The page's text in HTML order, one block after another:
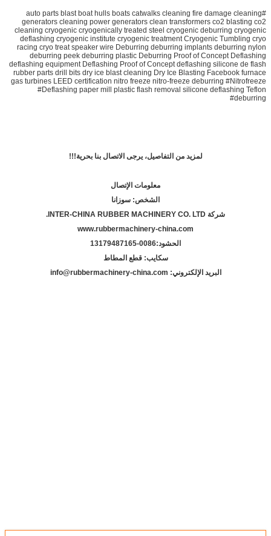
#auto parts blast boat hulls boats catwalks cleaning fire damage cleaning
generators cleaning power generators clean transformers co2 blasting co2
cleaning cryogenic cryogenically treated steel cryogenic deburring cryogenic
deflashing cryogenic institute cryogenic treatment Cryogenic Tumbling cryo
racing cryo treat speaker wire Deburring deburring implants deburring nylon
deburring peek deburring plastic Deburring Proof of Concept Deflashing
deflashing equipment Deflashing Proof of Concept deflashing silicone de flash
rubber parts drill bits dry ice blast cleaning Dry Ice Blasting Facebook furnace
gas turbines LEED certification nitro freeze nitro-freeze deburring #Nitrofreeze
#Deflashing paper mill plastic flash removal silicone deflashing Teflon
#deburring
لمزيد من التفاصيل، يرجى الاتصال بنا بحرية!!!
معلومات الإتصال
الشخص: سوزانا
شركة INTER-CHINA RUBBER MACHINERY CO. LTD.
www.rubbermachinery-china.com
الحشود:
0086-13179487165
سكايب: قطع المطاط
البريد الإلكتروني: info@rubbermachinery-china.com